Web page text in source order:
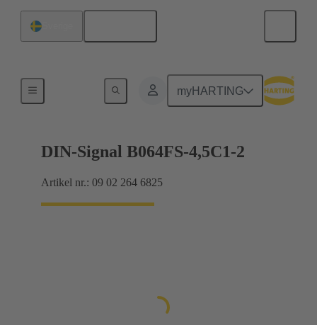
myHARTING
Förbindning moderkort till dotterkort
DIN-Signal B064FS-4,5C1-2
Artikel nr.: 09 02 264 6825